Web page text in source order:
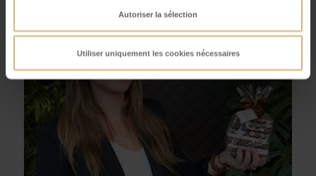
Autoriser la sélection
Utiliser uniquement les cookies nécessaires